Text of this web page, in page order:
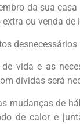
da sua
ou venda de
desnecessários
vida e as
dívidas será
mudanças de
de calor e